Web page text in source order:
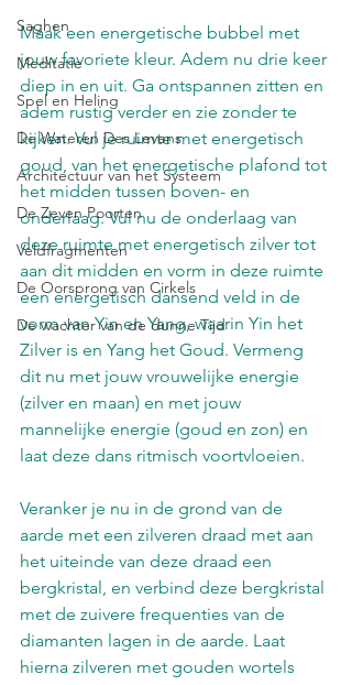
Saghen
Meditatie
Spel en Heling
De Wateren Des Levens
Architectuur van het Systeem
De Zeven Poorten
Veldfragmenten
De Oorsprong van Cirkels
De wachter van de dunne Tijd
Maak een energetische bubbel met
jouw favoriete kleur. Adem nu drie keer
diep in en uit. Ga ontspannen zitten en
adem rustig verder en zie zonder te
kijken. Vul je ruimte met energetisch
goud, van het energetische plafond tot
het midden tussen boven- en
onderlaag. Vul nu de onderlaag van
deze ruimte met energetisch zilver tot
aan dit midden en vorm in deze ruimte
een energetisch dansend veld in de
vorm van Yin en Yang, waarin Yin het
Zilver is en Yang het Goud. Vermeng
dit nu met jouw vrouwelijke energie
(zilver en maan) en met jouw
mannelijke energie (goud en zon) en
laat deze dans ritmisch voortvloeien.
Veranker je nu in de grond van de
aarde met een zilveren draad met aan
het uiteinde van deze draad een
bergkristal, en verbind deze bergkristal
met de zuivere frequenties van de
diamanten lagen in de aarde. Laat
hierna zilveren met gouden wortels